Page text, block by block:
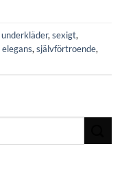
underkläder, sexigt,
elegans, självförtroende,